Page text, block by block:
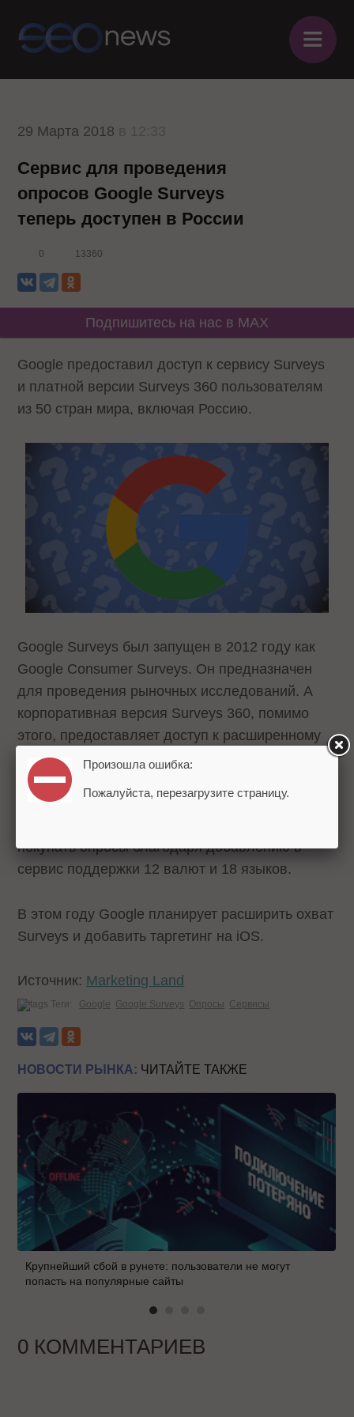
≡
29 Марта 2018
Сервис для проведения
опросов Google Surveys
теперь доступен в России
0 13360
Подпишитесь на нас в MAX
Google предоставил доступ к сервису Surveys
и платной версии Surveys 360 пользователям
из 50 стран мира, включая Россию.
Google Surveys был запущен в 2012 году как
Google Consumer Surveys. Он предназначен
для проведения рыночных исследований. А
корпоративная версия Surveys 360, помимо
этого, предоставляет доступ к расширенному
таргетингу, отчетности и функциям шеринга.
Google также сообщил, что теперь
покупать опросы благодаря добавлению в
сервис поддержки 12 валют и 18 языков.
В этом году Google планирует расширить охват
Surveys и добавить таргетинг на iOS.
Источник: Marketing Land
Теги: Google Google Surveys Опросы Сервисы
НОВОСТИ РЫНКА: ЧИТАЙТЕ ТАКЖЕ
Крупнейший сбой в рунете: пользователи не могут
попасть на популярные сайты
0 КОММЕНТАРИЕВ
Произошла ошибка:
Пожалуйста, перезагрузите страницу.